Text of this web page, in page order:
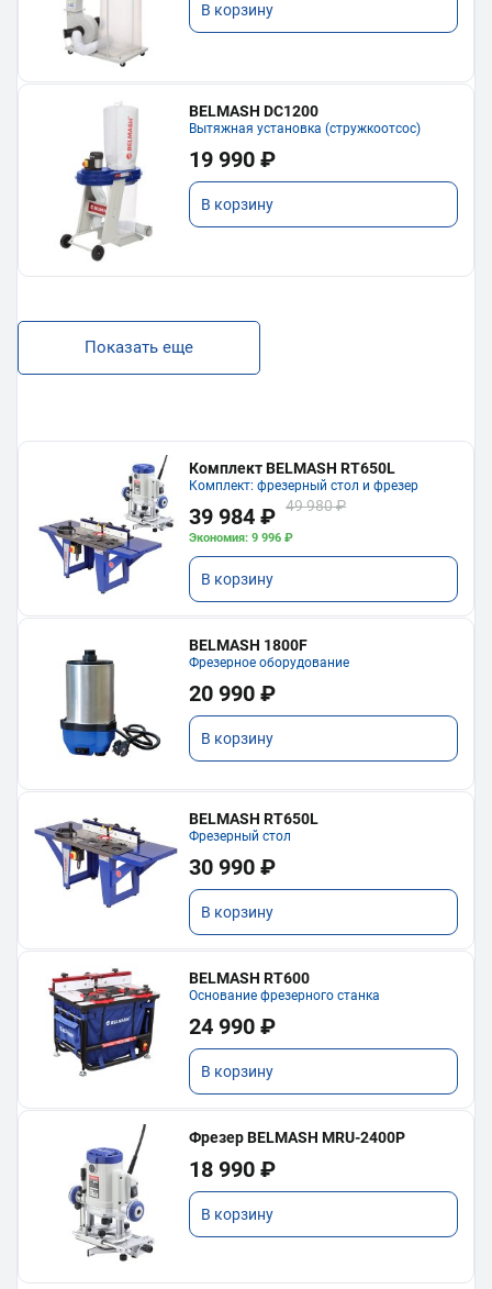
В корзину
BELMASH DC1200
Вытяжная установка (стружкоотсос)
19 990 ₽
В корзину
Показать еще
Комплект BELMASH RT650L
Комплект: фрезерный стол и фрезер
39 984 ₽ 49 980 ₽
Экономия: 9 996 ₽
В корзину
BELMASH 1800F
Фрезерное оборудование
20 990 ₽
В корзину
BELMASH RT650L
Фрезерный стол
30 990 ₽
В корзину
BELMASH RT600
Основание фрезерного станка
24 990 ₽
В корзину
Фрезер BELMASH MRU-2400P
18 990 ₽
В корзину